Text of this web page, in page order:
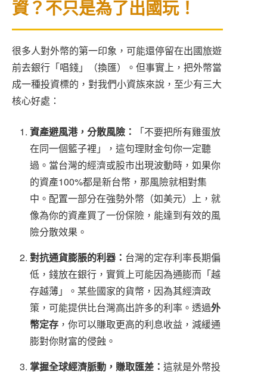
資？不只是為了出國玩！
很多人對外幣的第一印象，可能還停留在出國旅遊
前去銀行「唱錢」（換匯）。但事實上，把外幣當
成一種投資標的，對我們小資族來說，至少有三大
核心好處：
資產避風港，分散風險：
「不要把所有雞蛋放
在同一個籃子裡」，這句理財金句你一定聽
過。當台灣的經濟或股市出現波動時，如果你
的資產100%都是新台幣，那風險就相對集
中。配置一部分在強勢外幣（如美元）上，就
像為你的資產買了一份保險，能達到有效的風
險分散效果。
對抗通貨膨脹的利器： 台灣的定存利率長期偏
低，錢放在銀行，實質上可能因為通膨而「越
存越薄」。某些國家的貨幣，因為其經濟政
策，可能提供比台灣高出許多的利率。透過外
幣定存 ，你可以賺取更高的利息收益，減緩通
膨對你財富的侵蝕。
掌握全球經濟脈動，賺取匯差： 這就是外幣投